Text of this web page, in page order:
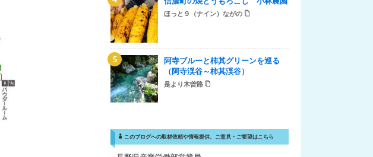
ほっと９（ナイン）ながの
阿寺ブルーと柿其グリーンを巡る
（阿寺渓谷～柿其渓谷）
是より木曽路
このブログへの取材依頼や情報提供、ご意見・ご要望はこちら